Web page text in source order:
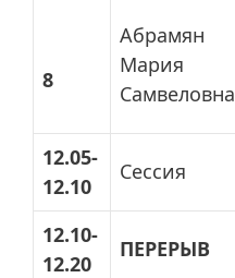
8
Абрамян
Мария
Самвеловна
12.05-
12.10
Сессия
12.10-
12.20
ПЕРЕРЫВ